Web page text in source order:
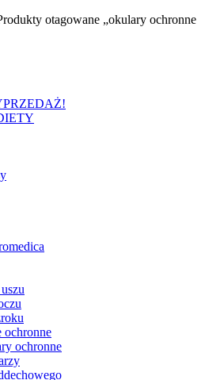
otagowane „okulary ochronne
ochronne
ochronne